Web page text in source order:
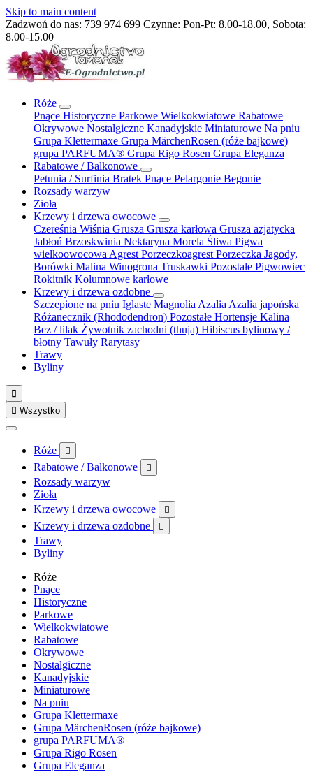
Skip to main content
Zadzwoń do nas: 739 974 699 Czynne: Pon-Pt: 8.00-18.00, Sobota:
8.00-15.00
Róże
Pnące Historyczne Parkowe Wielkokwiatowe Rabatowe
Okrywowe Nostalgiczne Kanadyjskie Miniaturowe Na pniu
Grupa Klettermaxe Grupa MärchenRosen (róże bajkowe)
grupa PARFUMA® Grupa Rigo Rosen Grupa Eleganza
Rabatowe / Balkonowe
Petunia / Surfinia Bratek Pnące Pelargonie Begonie
Rozsady warzyw
Zioła
Krzewy i drzewa owocowe
Czereśnia Wiśnia Grusza Grusza karłowa Grusza azjatycka
Jabłoń Brzoskwinia Nektaryna Morela Śliwa Pigwa
wielkoowocowa Agrest Porzeczkoagrest Porzeczka Jagody,
Borówki Malina Winogrona Truskawki Pozostałe Pigwowiec
Rokitnik Kolumnowe karłowe
Krzewy i drzewa ozdobne
Szczepione na pniu Iglaste Magnolia Azalia Azalia japońska
Różanecznik (Rhododendron) Pozostałe Hortensje Kalina
Bez / lilak Żywotnik zachodni (thuja) Hibiscus bylinowy /
błotny Tawuły Rarytasy
Trawy
Byliny

 Wszystko
Róże 
Rabatowe / Balkonowe 
Rozsady warzyw
Zioła
Krzewy i drzewa owocowe

Krzewy i drzewa ozdobne 
Trawy
Byliny
Róże
Pnące
Historyczne
Parkowe
Wielkokwiatowe
Rabatowe
Okrywowe
Nostalgiczne
Kanadyjskie
Miniaturowe
Na pniu
Grupa Klettermaxe
Grupa MärchenRosen (róże bajkowe)
grupa PARFUMA®
Grupa Rigo Rosen
Grupa Eleganza